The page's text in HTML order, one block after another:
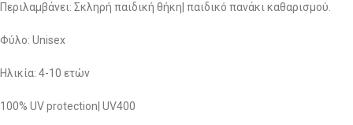
Περιλαμβάνει: Σκληρή παιδική θήκη| παιδικό πανάκι καθαρισμού.
Φύλο: Unisex
Ηλικία: 4-10 ετών
100% UV protection| UV400